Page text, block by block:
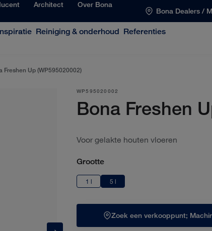
Architect Over Bona
Bona Dealers /
Reiniging & onderhoud Referenties
Freshen Up (WP595020002)
WP595020002
Bona Freshen
Voor gelakte houten vloeren
Grootte
1 l 5 l
Zoek een verkooppunt;